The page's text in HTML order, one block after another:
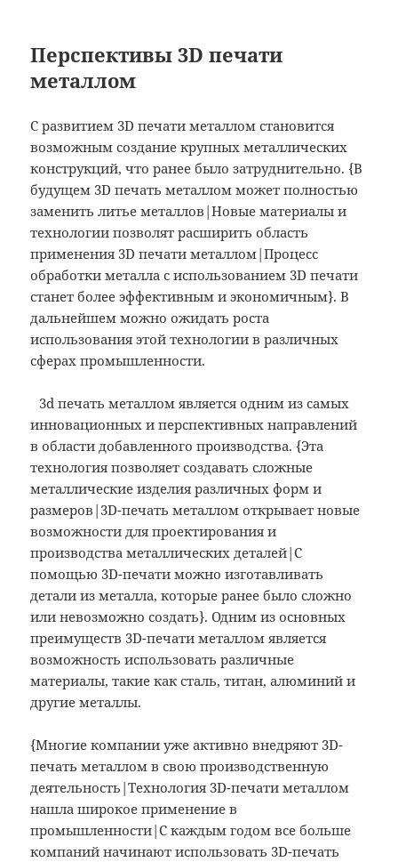
Перспективы 3D печати
металлом
С развитием 3D печати металлом становится
возможным создание крупных металлических
конструкций, что ранее было затруднительно. {В
будущем 3D печать металлом может полностью
заменить литье металлов|Новые материалы и
технологии позволят расширить область
применения 3D печати металлом|Процесс
обработки металла с использованием 3D печати
станет более эффективным и экономичным}. В
дальнейшем можно ожидать роста
использования этой технологии в различных
сферах промышленности.
3d печать металлом является одним из самых
инновационных и перспективных направлений
в области добавленного производства. {Эта
технология позволяет создавать сложные
металлические изделия различных форм и
размеров|3D-печать металлом открывает новые
возможности для проектирования и
производства металлических деталей|С
помощью 3D-печати можно изготавливать
детали из металла, которые ранее было сложно
или невозможно создать}. Одним из основных
преимуществ 3D-печати металлом является
возможность использовать различные
материалы, такие как сталь, титан, алюминий и
другие металлы.
{Многие компании уже активно внедряют 3D-
печать металлом в свою производственную
деятельность|Технология 3D-печати металлом
нашла широкое применение в
промышленности|С каждым годом все больше
компаний начинают использовать 3D-печать